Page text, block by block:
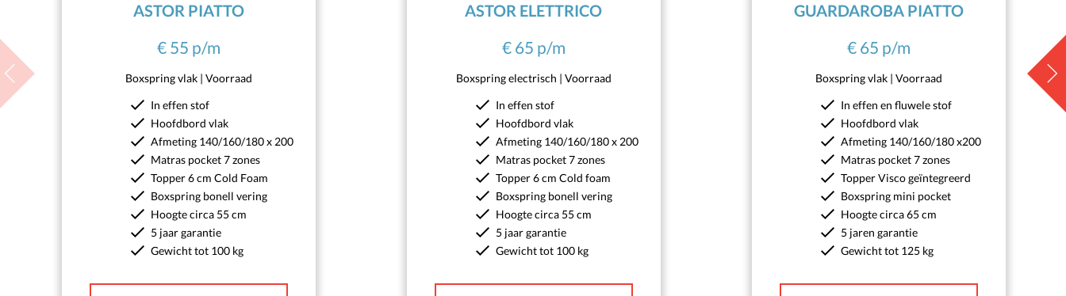
ASTOR PIATTO
€ 55 p/m
Boxspring vlak | Voorraad
In effen stof
Hoofdbord vlak
Afmeting 140/160/180 x 200
Matras pocket 7 zones
Topper 6 cm Cold Foam
Boxspring bonell vering
Hoogte circa 55 cm
5 jaar garantie
Gewicht tot 100 kg
ASTOR ELETTRICO
€ 65 p/m
Boxspring electrisch | Voorraad
In effen stof
Hoofdbord vlak
Afmeting 140/160/180 x 200
Matras pocket 7 zones
Topper 6 cm Cold foam
Boxspring bonell vering
Hoogte circa 55 cm
5 jaar garantie
Gewicht tot 100 kg
GUARDAROBA PIATTO
€ 65 p/m
Boxspring vlak | Voorraad
In effen en fluwele stof
Hoofdbord vlak
Afmeting 140/160/180 x200
Matras pocket 7 zones
Topper Visco geïntegreerd
Boxspring mini pocket
Hoogte circa 65 cm
5 jaren garantie
Gewicht tot 125 kg
Next